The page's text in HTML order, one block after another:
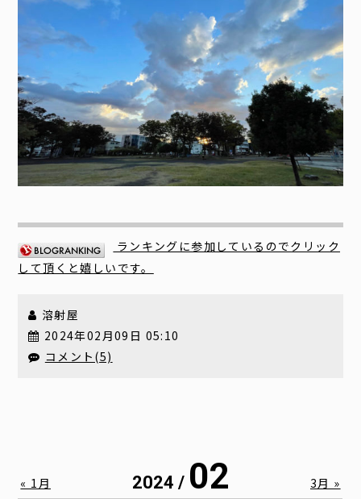
ランキングに参加しているのでクリック
して頂くと嬉しいです。
溶射屋
2024年02月09日 05:10
コメント(5)
2024 / 02
« 1月 3月 »